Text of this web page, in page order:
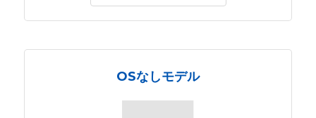
OSなしモデル